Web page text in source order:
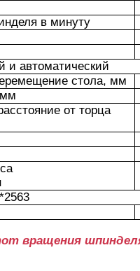
в минуту
и автоматический
стола, мм
мм
от торца
вращения